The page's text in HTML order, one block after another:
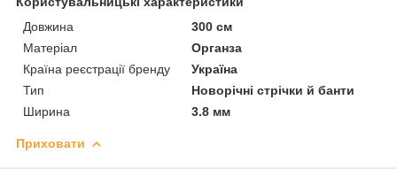
Довжина
300 см
Матеріал
Органза
Країна реєстрації бренду
Україна
Тип
Новорічні стрічки й банти
Ширина
3.8 мм
Приховати